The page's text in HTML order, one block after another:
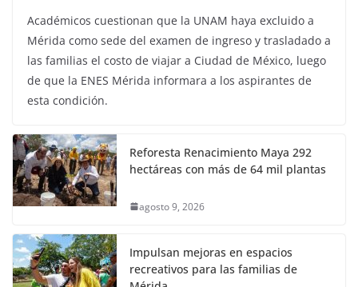
Académicos cuestionan que la UNAM haya excluido a
Mérida como sede del examen de ingreso y trasladado a
las familias el costo de viajar a Ciudad de México, luego
de que la ENES Mérida informara a los aspirantes de
esta condición.
Reforesta Renacimiento Maya 292
hectáreas con más de 64 mil plantas
agosto 9, 2026
Impulsan mejoras en espacios
recreativos para las familias de